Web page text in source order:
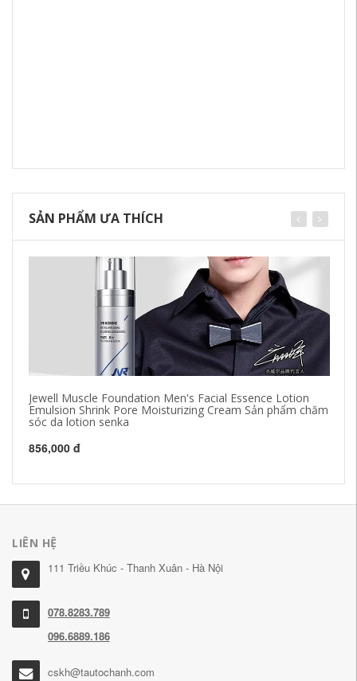
SẢN PHẨM ƯA THÍCH
Jewell Muscle Foundation Men's Facial Essence Lotion
Emulsion Shrink Pore Moisturizing Cream Sản phẩm chăm
sóc da lotion senka
856,000 đ
LIÊN HỆ
111 Triều Khúc - Thanh Xuân - Hà Nội
078.8283.789
096.6889.186
cskh@tautochanh.com